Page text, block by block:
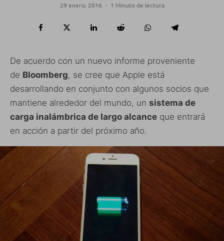
29 enero, 2016 · 1 Minuto de lectura
De acuerdo con un nuevo informe proveniente
de Bloomberg, se cree que Apple está
desarrollando en conjunto con algunos socios que
mantiene alrededor del mundo, un sistema de
carga inalámbrica de largo alcance que entrará
en acción a partir del próximo año.